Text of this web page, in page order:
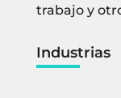
trabajo y
Industrias